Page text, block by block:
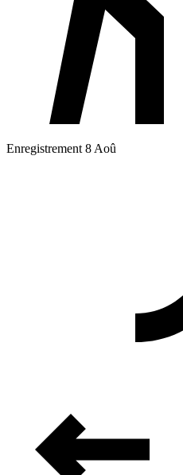
Enregistrement 8 Aoû